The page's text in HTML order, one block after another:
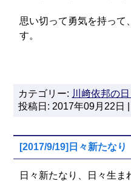
思い切って勇気を持って
す。
カテゴリー: 川﨑依邦の日
投稿日: 2017年09月22日
[2017/9/19]日々新たなり
日々新たなり、日々生ま